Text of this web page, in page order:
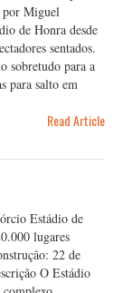
por Miguel
de Honra desde
sentados.
sobretudo para a
para salto em
Read Article
Estádio de
lugares
22 de
O Estádio